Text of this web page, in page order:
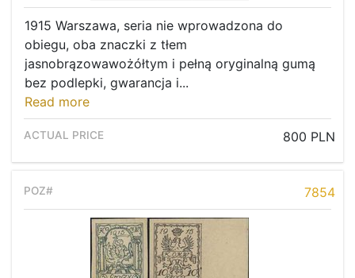
1915 Warszawa, seria nie wprowadzona do
obiegu, oba znaczki z tłem
jasnobrązowawożółtym i pełną oryginalną gumą
bez podlepki, gwarancja i...
Read more
800 PLN
7854